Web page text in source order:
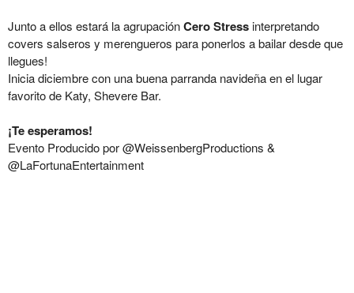
Junto a ellos estará la agrupaciónCero Stressinterpretando
covers salseros y merengueros para ponerlos a bailar desde que
llegues!
Inicia diciembre con una buena parranda navideña en el lugar
favorito de Katy, Shevere Bar.
¡Te esperamos!
Evento Producido por @WeissenbergProductions &
@LaFortunaEntertainment